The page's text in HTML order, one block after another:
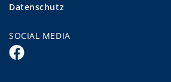
Datenschutz
SOCIAL MEDIA